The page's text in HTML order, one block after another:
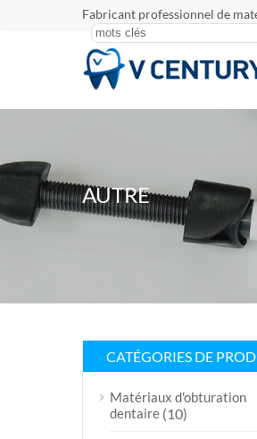
Fabricant professionnel de
AUTRE
CATÉGORIES DE
Matériaux d'obturation
dentaire (10)